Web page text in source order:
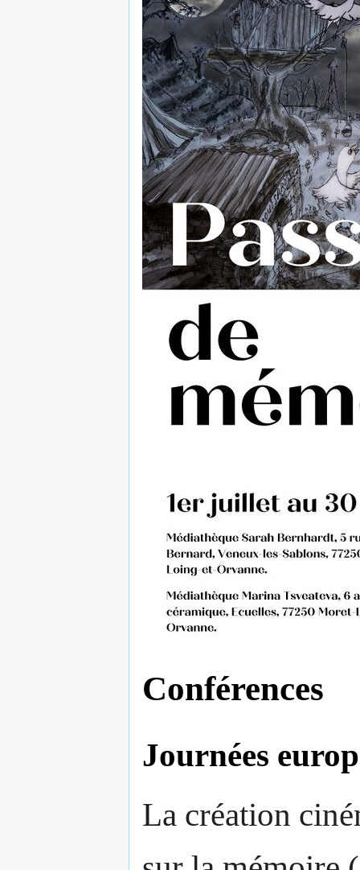
Conférences
Journées
La création